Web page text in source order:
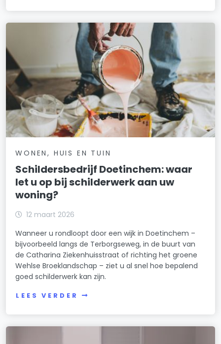
WONEN, HUIS EN TUIN
Schildersbedrijf Doetinchem: waar
let u op bij schilderwerk aan uw
woning?
12 maart 2026
Wanneer u rondloopt door een wijk in Doetinchem –
bijvoorbeeld langs de Terborgseweg, in de buurt van
de Catharina Ziekenhuisstraat of richting het groene
Wehlse Broeklandschap – ziet u al snel hoe bepalend
goed schilderwerk kan zijn.
LEES VERDER